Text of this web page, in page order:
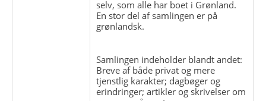
selv, som alle har boet i Grønland.
En stor del af samlingen er på
grønlandsk.
Samlingen indeholder blandt andet:
Breve af både privat og mere
tjenstlig karakter; dagbøger og
erindringer; artikler og skrivelser om